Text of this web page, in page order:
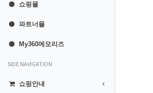
쇼핑몰
파트너몰
My360메모리즈
SIDE NAVIGATION
쇼핑안내